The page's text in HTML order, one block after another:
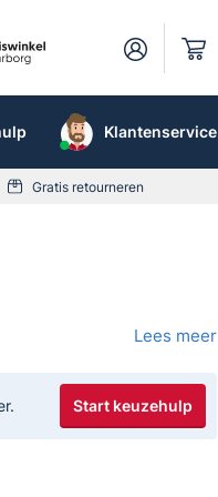
AED Klantenservice
Gratis retourneren
deeltjes en
vooral
Ze
Lees meer
Start keuzehulp